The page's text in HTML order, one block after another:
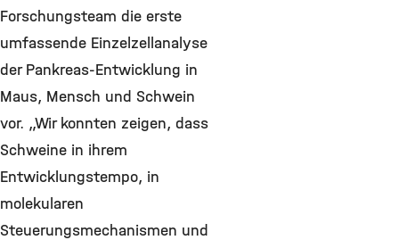
Forschungsteam die erste
umfassende Einzelzellanalyse
der Pankreas-Entwicklung in
Maus, Mensch und Schwein
vor. „Wir konnten zeigen, dass
Schweine in ihrem
Entwicklungstempo, in
molekularen
Steuerungsmechanismen und